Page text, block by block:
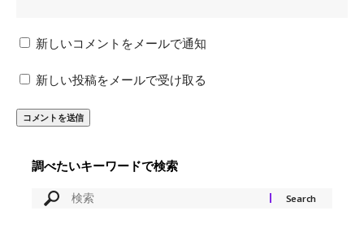
新しいコメントをメールで通知
新しい投稿をメールで受け取る
調べたいキーワードで検索